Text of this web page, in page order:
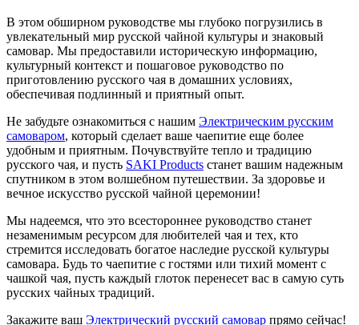
В этом обширном руководстве мы глубоко погрузились в
увлекательный мир русской чайной культуры и знаковый
самовар. Мы предоставили историческую информацию,
культурный контекст и пошаговое руководство по
приготовлению русского чая в домашних условиях,
обеспечивая подлинный и приятный опыт.
Не забудьте ознакомиться с нашим Электрическим русским
самоваром, который сделает ваше чаепитие еще более
удобным и приятным. Почувствуйте тепло и традицию
русского чая, и пусть SAKI Products станет вашим надежным
спутником в этом волшебном путешествии. За здоровье и
вечное искусство русской чайной церемонии!
Мы надеемся, что это всестороннее руководство станет
незаменимым ресурсом для любителей чая и тех, кто
стремится исследовать богатое наследие русской культуры
самовара. Будь то чаепитие с гостями или тихий момент с
чашкой чая, пусть каждый глоток перенесет вас в самую суть
русских чайных традиций.
Закажите ваш Электрический русский самовар прямо сейчас!